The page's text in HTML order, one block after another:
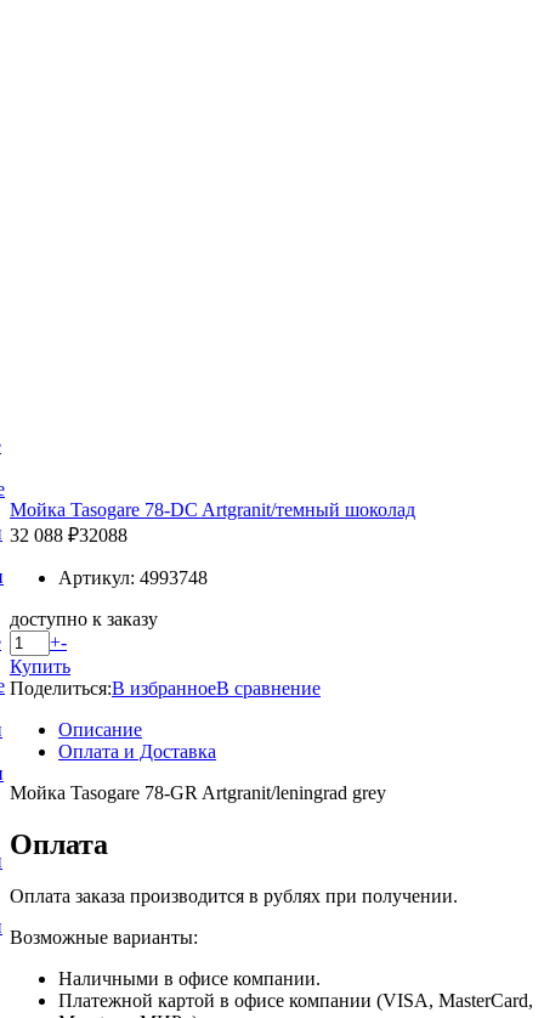
Мойка Tasogare 78-DC Artgranit/темный шоколад
32 088 ₽32088
Артикул: 4993748
доступно к заказу
+-
Купить
Поделиться:В избранноеВ сравнение
Описание
Оплата и Доставка
Мойка Tasogare 78-GR Artgranit/leningrad grey
Оплата
Оплата заказа производится в рублях при получении.
Возможные варианты:
Наличными в офисе компании.
Платежной картой в офисе компании (VISA, MasterCard,